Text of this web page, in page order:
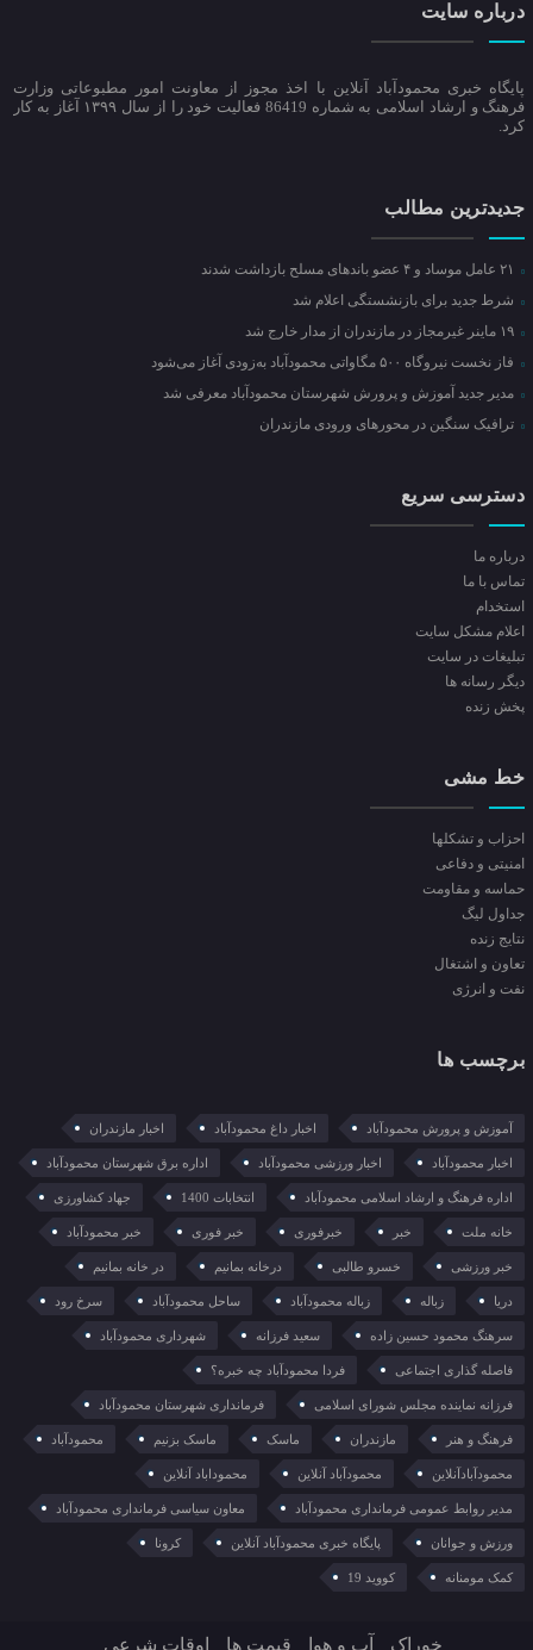
درباره سایت
پایگاه خبری محمودآباد آنلاین با اخذ مجوز از معاونت امور مطبوعاتی وزارت
فرهنگ و ارشاد اسلامی به شماره 86419 فعالیت خود را از سال ۱۳۹۹ آغاز به کار
کرد.
جدیدترین مطالب
شرط جدید برای بازنشستگی اعلام شد
فاز نخست نیروگاه ۵۰۰ مگاواتی محمودآباد به‌زودی آغاز می‌شود
مدیر جدید آموزش و پرورش شهرستان محمودآباد معرفی شد
ترافیک سنگین در محور‌های ورودی مازندران
دسترسی سریع
درباره ما
تماس با ما
استخدام
اعلام مشکل سایت
تبلیغات در سایت
ديگر رسانه ها
پخش زنده
خط مشی
احزاب و تشکلها
امنیتی و دفاعی
حماسه و مقاومت
جداول لیگ
نتایج زنده
تعاون و اشتغال
نفت و انرژی
برچسب ها
آموزش و پرورش محمودآباد اخبار داغ محمودآباد اخبار مازندران
اخبار محمودآباد اخبار ورزشی محمودآباد اداره برق شهرستان محمودآباد
اداره فرهنگ و ارشاد اسلامی محمودآباد انتخابات 1400 جهاد کشاورزی
خانه ملت خبر خبرفوری خبر فوری خبر محمودآباد
خبر ورزشی خسرو طالبی درخانه بمانیم در خانه بمانیم
دریا زباله زباله محمودآباد ساحل محمودآباد سرخ رود
سرهنگ محمود حسین زاده سعید فرزانه شهرداری محمودآباد
فاصله گذاری اجتماعی فردا محمودآباد چه خبره؟
فرزانه نماینده مجلس شورای اسلامی فرمانداری شهرستان محمودآباد
فرهنگ و هنر مازندران ماسک ماسک بزنیم محمودآباد
محمودآبادآنلاین محمودآباد آنلاین محموداباد آنلاین
مدیر روابط عمومی فرمانداری محمودآباد معاون سیاسی فرمانداری محمودآباد
ورزش و جوانان پایگاه خبری محمودآباد آنلاین کرونا
کمک مومنانه کووید 19
خوراک آب و هوا قیمت ها اوقات شرعی